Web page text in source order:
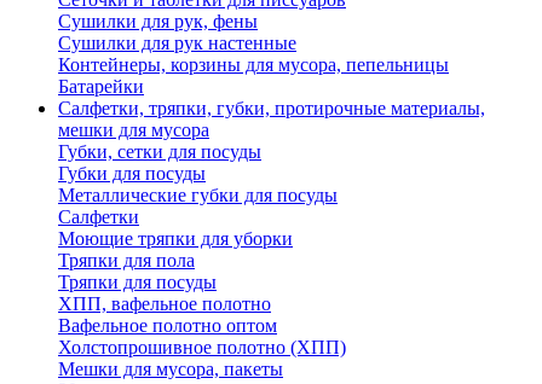
Сушилки для рук, фены
Сушилки для рук настенные
Контейнеры, корзины для мусора, пепельницы
Батарейки
Салфетки, тряпки, губки, протирочные материалы,
мешки для мусора
Губки, сетки для посуды
Губки для посуды
Металлические губки для посуды
Салфетки
Моющие тряпки для уборки
Тряпки для пола
Тряпки для посуды
ХПП, вафельное полотно
Вафельное полотно оптом
Холстопрошивное полотно (ХПП)
Мешки для мусора, пакеты